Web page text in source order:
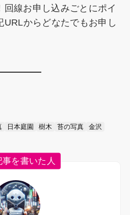
線お申し込みごとにポイ
URLからどなたでもお申し
日本庭園 樹木 苔の写真 金沢
事を書いた人